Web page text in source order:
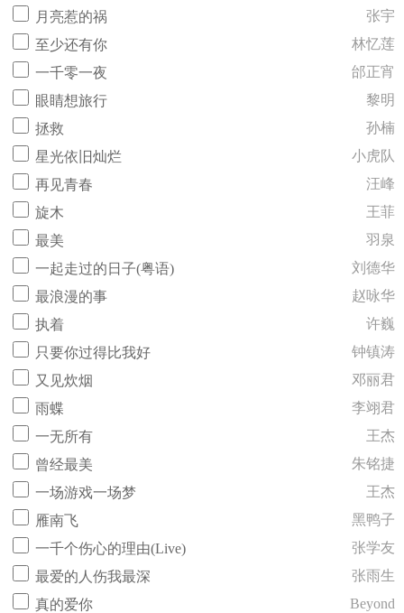
月亮惹的祸
张宇
至少还有你
林忆莲
一千零一夜
邰正宵
眼睛想旅行
黎明
拯救
孙楠
星光依旧灿烂
小虎队
再见青春
汪峰
旋木
王菲
最美
羽泉
一起走过的日子(粤语)
刘德华
最浪漫的事
赵咏华
执着
许巍
只要你过得比我好
钟镇涛
又见炊烟
邓丽君
雨蝶
李翊君
一无所有
王杰
曾经最美
朱铭捷
一场游戏一场梦
王杰
雁南飞
黑鸭子
一千个伤心的理由(Live)
张学友
最爱的人伤我最深
张雨生
真的爱你
Beyond